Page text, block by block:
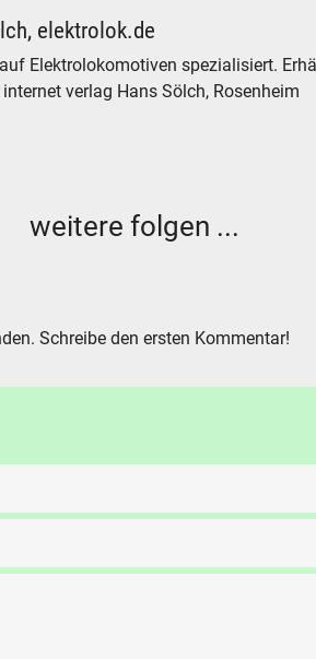
elektrolok.de
Elektrolokomotiven spezialisiert.
verlag Hans Sölch, Rosenheim
weitere folgen ...
Schreibe den ersten Kommentar!
Durchsuchen